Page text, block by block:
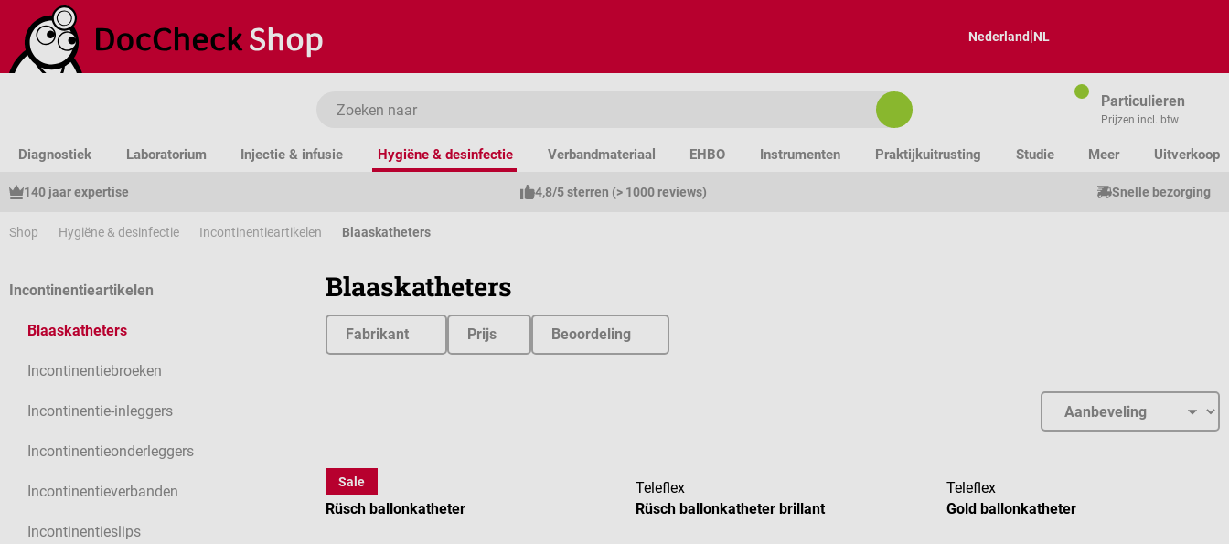
naar de hoofdinhoud
Ga naar de zoekopdracht
Ga naar de hoofdnavigatie
Nederland|NL
Particulieren
Prijzen incl. btw
Diagnostiek Laboratorium Injectie & infusie Hygiëne & desinfectie Verbandmateriaal EHBO Instrumenten Praktijkuitrusting Studie Meer Uitverkoop
140 jaar expertise 4,8/5 sterren (> 1000 reviews) Snelle bezorging
Shop Hygiëne & desinfectie Incontinentieartikelen Blaaskatheters
Incontinentieartikelen
Blaaskatheters
Incontinentiebroeken
Incontinentie-inleggers
Incontinentieonderleggers
Incontinentieverbanden
Incontinentieslips
Blaaskatheters
Fabrikant Prijs Beoordeling
Sale
Teleflex
Rüsch ballonkatheter
Teleflex
Rüsch ballonkatheter brillant
Teleflex
Gold ballonkatheter